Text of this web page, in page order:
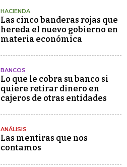
HACIENDA
Las cinco banderas rojas que
hereda el nuevo gobierno en
materia económica
BANCOS
Lo que le cobra su banco si
quiere retirar dinero en
cajeros de otras entidades
ANÁLISIS
Las mentiras que nos
contamos